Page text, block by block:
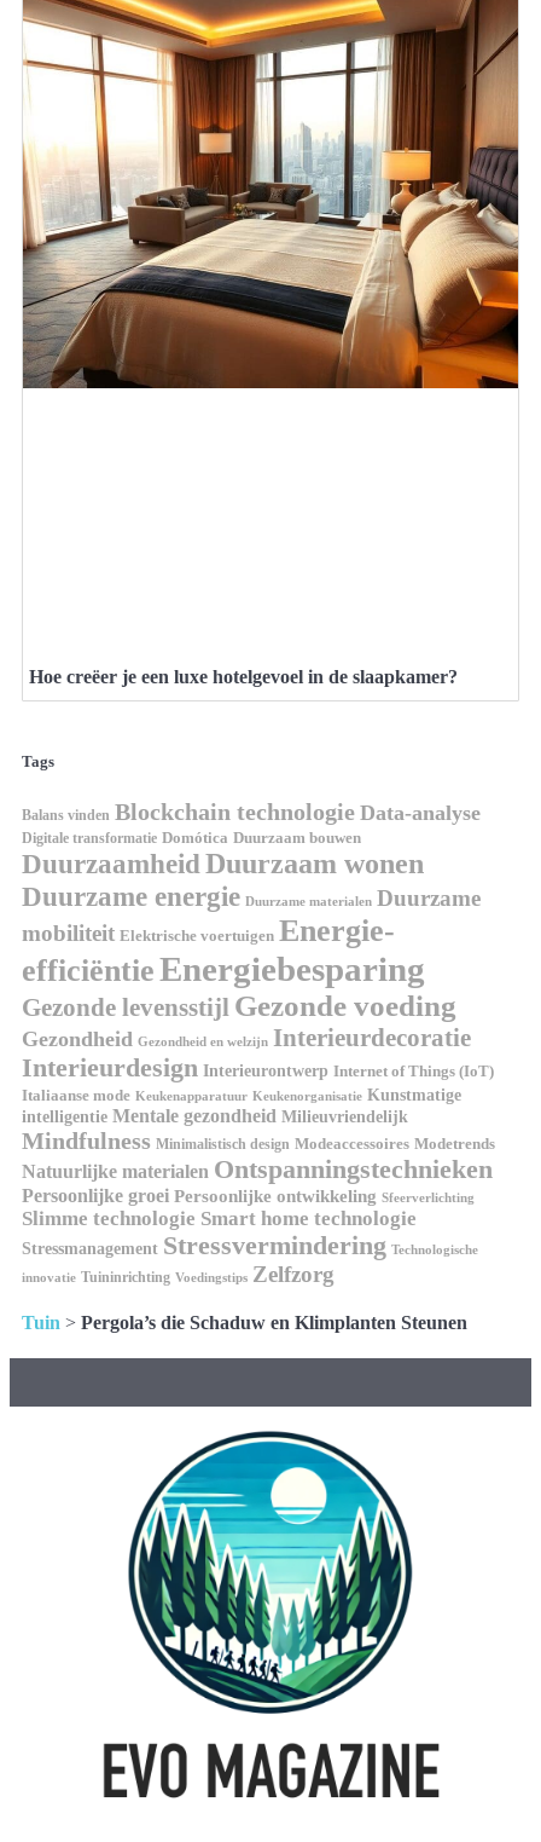
Hoe creëer je een luxe hotelgevoel in de slaapkamer?
Tags
Balans vinden Blockchain technologie Data-analyse
Digitale transformatie Domótica Duurzaam bouwen
Duurzaamheid Duurzaam wonen
Duurzame energie Duurzame materialen Duurzame
mobiliteit Elektrische voertuigen Energie-
efficiëntieEnergiebesparing
Gezonde levensstijl Gezonde voeding
Gezondheid Gezondheid en welzijn Interieurdecoratie
Interieurdesign Interieurontwerp Internet of Things (IoT)
Italiaanse mode Keukenapparatuur Keukenorganisatie Kunstmatige
intelligentie Mentale gezondheid Milieuvriendelijk
Mindfulness Minimalistisch design Modeaccessoires Modetrends
Natuurlijke materialen Ontspanningstechnieken
Persoonlijke groei Persoonlijke ontwikkeling Sfeerverlichting
Slimme technologie Smart home technologie
Stressmanagement Stressvermindering Technologische
innovatie Tuininrichting Voedingstips Zelfzorg
Tuin > Pergola’s die Schaduw en Klimplanten Steunen